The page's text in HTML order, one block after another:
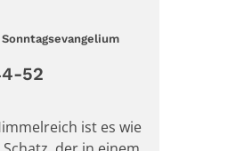
52
ist es wie